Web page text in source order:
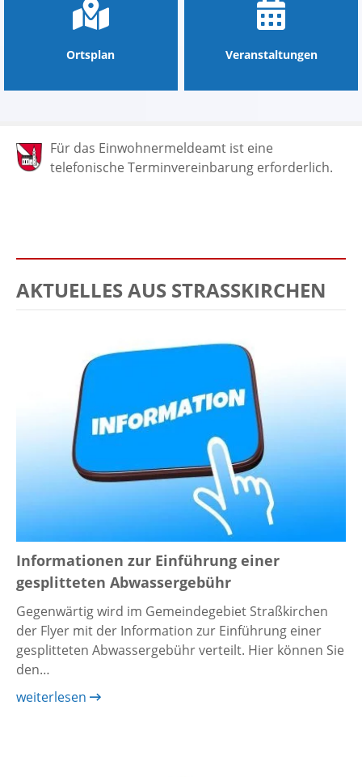
Ortsplan Veranstaltungen
Für das Einwohnermeldeamt ist eine
telefonische Terminvereinbarung erforderlich.
AKTUELLES AUS STRASSKIRCHEN
Informationen zur Einführung einer
gesplitteten Abwassergebühr
Gegenwärtig wird im Gemeindegebiet Straßkirchen
der Flyer mit der Information zur Einführung einer
gesplitteten Abwassergebühr verteilt. Hier können Sie
den…
weiterlesen